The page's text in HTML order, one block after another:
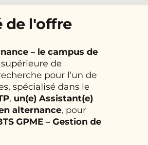
de l'offre
– le campus de
de
pour l’un de
spécialisé dans le
, un(e) Assistant(e)
alternance, pour
GPME – Gestion de